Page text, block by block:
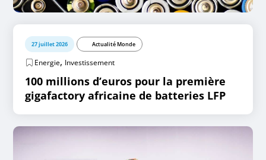
27 juillet 2026 Actualité Monde
Energie, Investissement
100 millions d’euros pour la première
gigafactory africaine de batteries LFP